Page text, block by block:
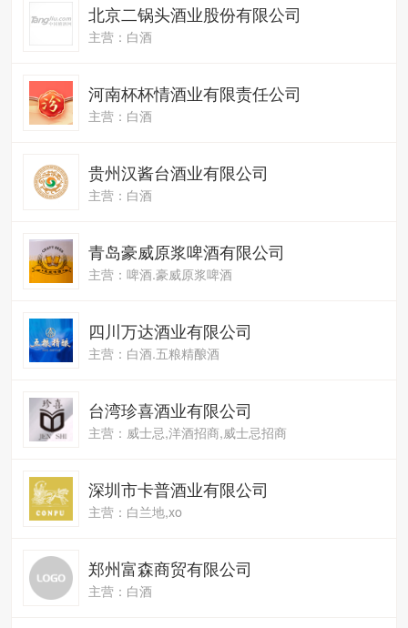
北京二锅头酒业股份有限公司
主营：白酒
河南杯杯情酒业有限责任公司
主营：白酒
贵州汉酱台酒业有限公司
主营：白酒
青岛豪威原浆啤酒有限公司
主营：啤酒.豪威原浆啤酒
四川万达酒业有限公司
主营：白酒.五粮精酿酒
台湾珍喜酒业有限公司
主营：威士忌,洋酒招商,威士忌招商
深圳市卡普酒业有限公司
主营：白兰地,xo
郑州富森商贸有限公司
主营：白酒